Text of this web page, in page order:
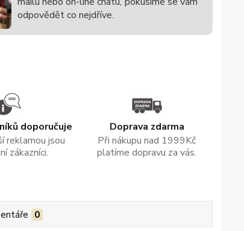
odpovědět co nejdříve.
doporučuje
reklamou jsou
zákazníci.
Doprava zdarma
Při nákupu nad 1999Kč
platíme dopravu za vás.
0